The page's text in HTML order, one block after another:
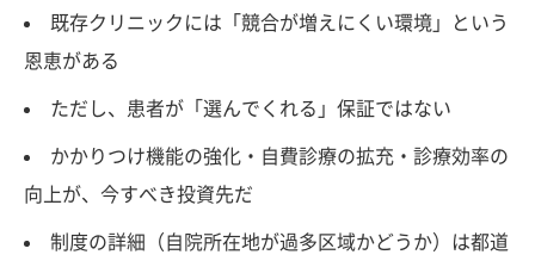
既存クリニックには「競合が増えにくい環境」という
恩恵がある
ただし、患者が「選んでくれる」保証ではない
かかりつけ機能の強化・自費診療の拡充・診療効率の
向上が、今すべき投資先だ
制度の詳細（自院所在地が過多区域かどうか）は都道